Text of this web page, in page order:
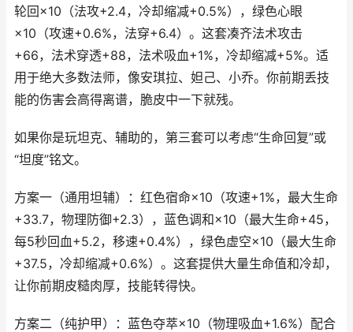
轮回×10（法攻+2.4，冷却缩减+0.5%），绿色心眼
×10（攻速+0.6%，法穿+6.4）。这套凑齐法术攻击
+66，法术穿透+88，法术吸血+1%，冷却缩减+5%。适
用于绝大多数法师，像安琪拉、妲己、小乔。你前期丢技
能的伤害会高得离谱，脆皮中一下就残。
如果你是玩坦克、辅助的，第三套可以考虑“生命回复”或
“坦度”铭文。
方案一（通用坦辅）：红色宿命×10（攻速+1%，最大生命
+33.7，物理防御+2.3），蓝色调和×10（最大生命+45，
每5秒回血+5.2，移速+0.4%），绿色虚空×10（最大生命
+37.5，冷却缩减+0.6%）。这套提供大量生命值和冷却，
让你前期皮糙肉厚，技能转得快。
方案二（纯护甲）：蓝色夺萃×10（物理吸血+1.6%）配合